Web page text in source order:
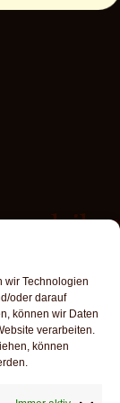
wir Technologien
oder darauf
können wir Daten
verarbeiten.
können